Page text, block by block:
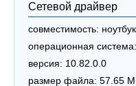
Сетевой драйвер
совместимость:
операционная система:
версия: 10.82.0.0
размер файла: 57.65